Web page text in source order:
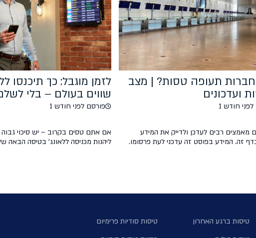
חברות תעופה טסות? | מצב
ועדכונים
חודש 1
מאמצים רבים לעדכן ולדייק את המידע
זה. המידע בפוסט זה עדכני לעת פרסומו.
לזמן מוגבל: כך תיכנסו
שווים בעולם – בלי
פורסם לפני חודש 1
אם אתם טסים בקרוב – יש סיכוי
ליהנות מכניסה ללאונג' בטיסה הבאה
טיסות ברגע האחרון
טיסות סודיות פרימיום